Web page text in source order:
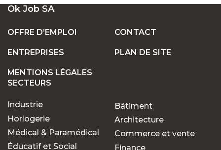
Ok Job SA
OFFRE D’EMPLOI
ENTREPRISES
MENTIONS LÉGALES
CONTACT
PLAN DE SITE
SECTEURS
Industrie
Horlogerie
Médical & Paramédical
Éducatif et Social
Bâtiment
Architecture
Commerce et vente
Finance